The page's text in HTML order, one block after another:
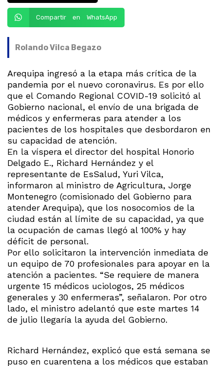
Compartir en WhatsApp
Rolando Vilca Begazo
Arequipa ingresó a la etapa más crítica de la
pandemia por el nuevo coronavirus. Es por ello
que el Comando Regional COVID-19 solicitó al
Gobierno nacional, el envío de una brigada de
médicos y enfermeras para atender a los
pacientes de los hospitales que desbordaron en
su capacidad de atención.
En la víspera el director del hospital Honorio
Delgado E., Richard Hernández y el
representante de EsSalud, Yuri Vilca,
informaron al ministro de Agricultura, Jorge
Montenegro (comisionado del Gobierno para
atender Arequipa), que los nosocomios de la
ciudad están al límite de su capacidad, ya que
la ocupación de camas llegó al 100% y hay
déficit de personal.
Por ello solicitaron la intervención inmediata de
un equipo de 70 profesionales para apoyar en la
atención a pacientes. “Se requiere de manera
urgente 15 médicos uciologos, 25 médicos
generales y 30 enfermeras”, señalaron. Por otro
lado, el ministro adelantó que este martes 14
de julio llegaría la ayuda del Gobierno.
Richard Hernández, explicó que está semana se
puso en cuarentena a los médicos que estaban